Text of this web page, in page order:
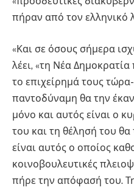
πήραν από τον ελληνικό
«Και σε όσους σήμερα
λέει, «τη Νέα
το επιχείρημά τους
παντοδύναμη θα την
μόνο και αυτός είναι ο
του και τη θέλησή του
είναι αυτός ο οποίος
κοινοβουλευτικές
πήρε την απόφασή του.